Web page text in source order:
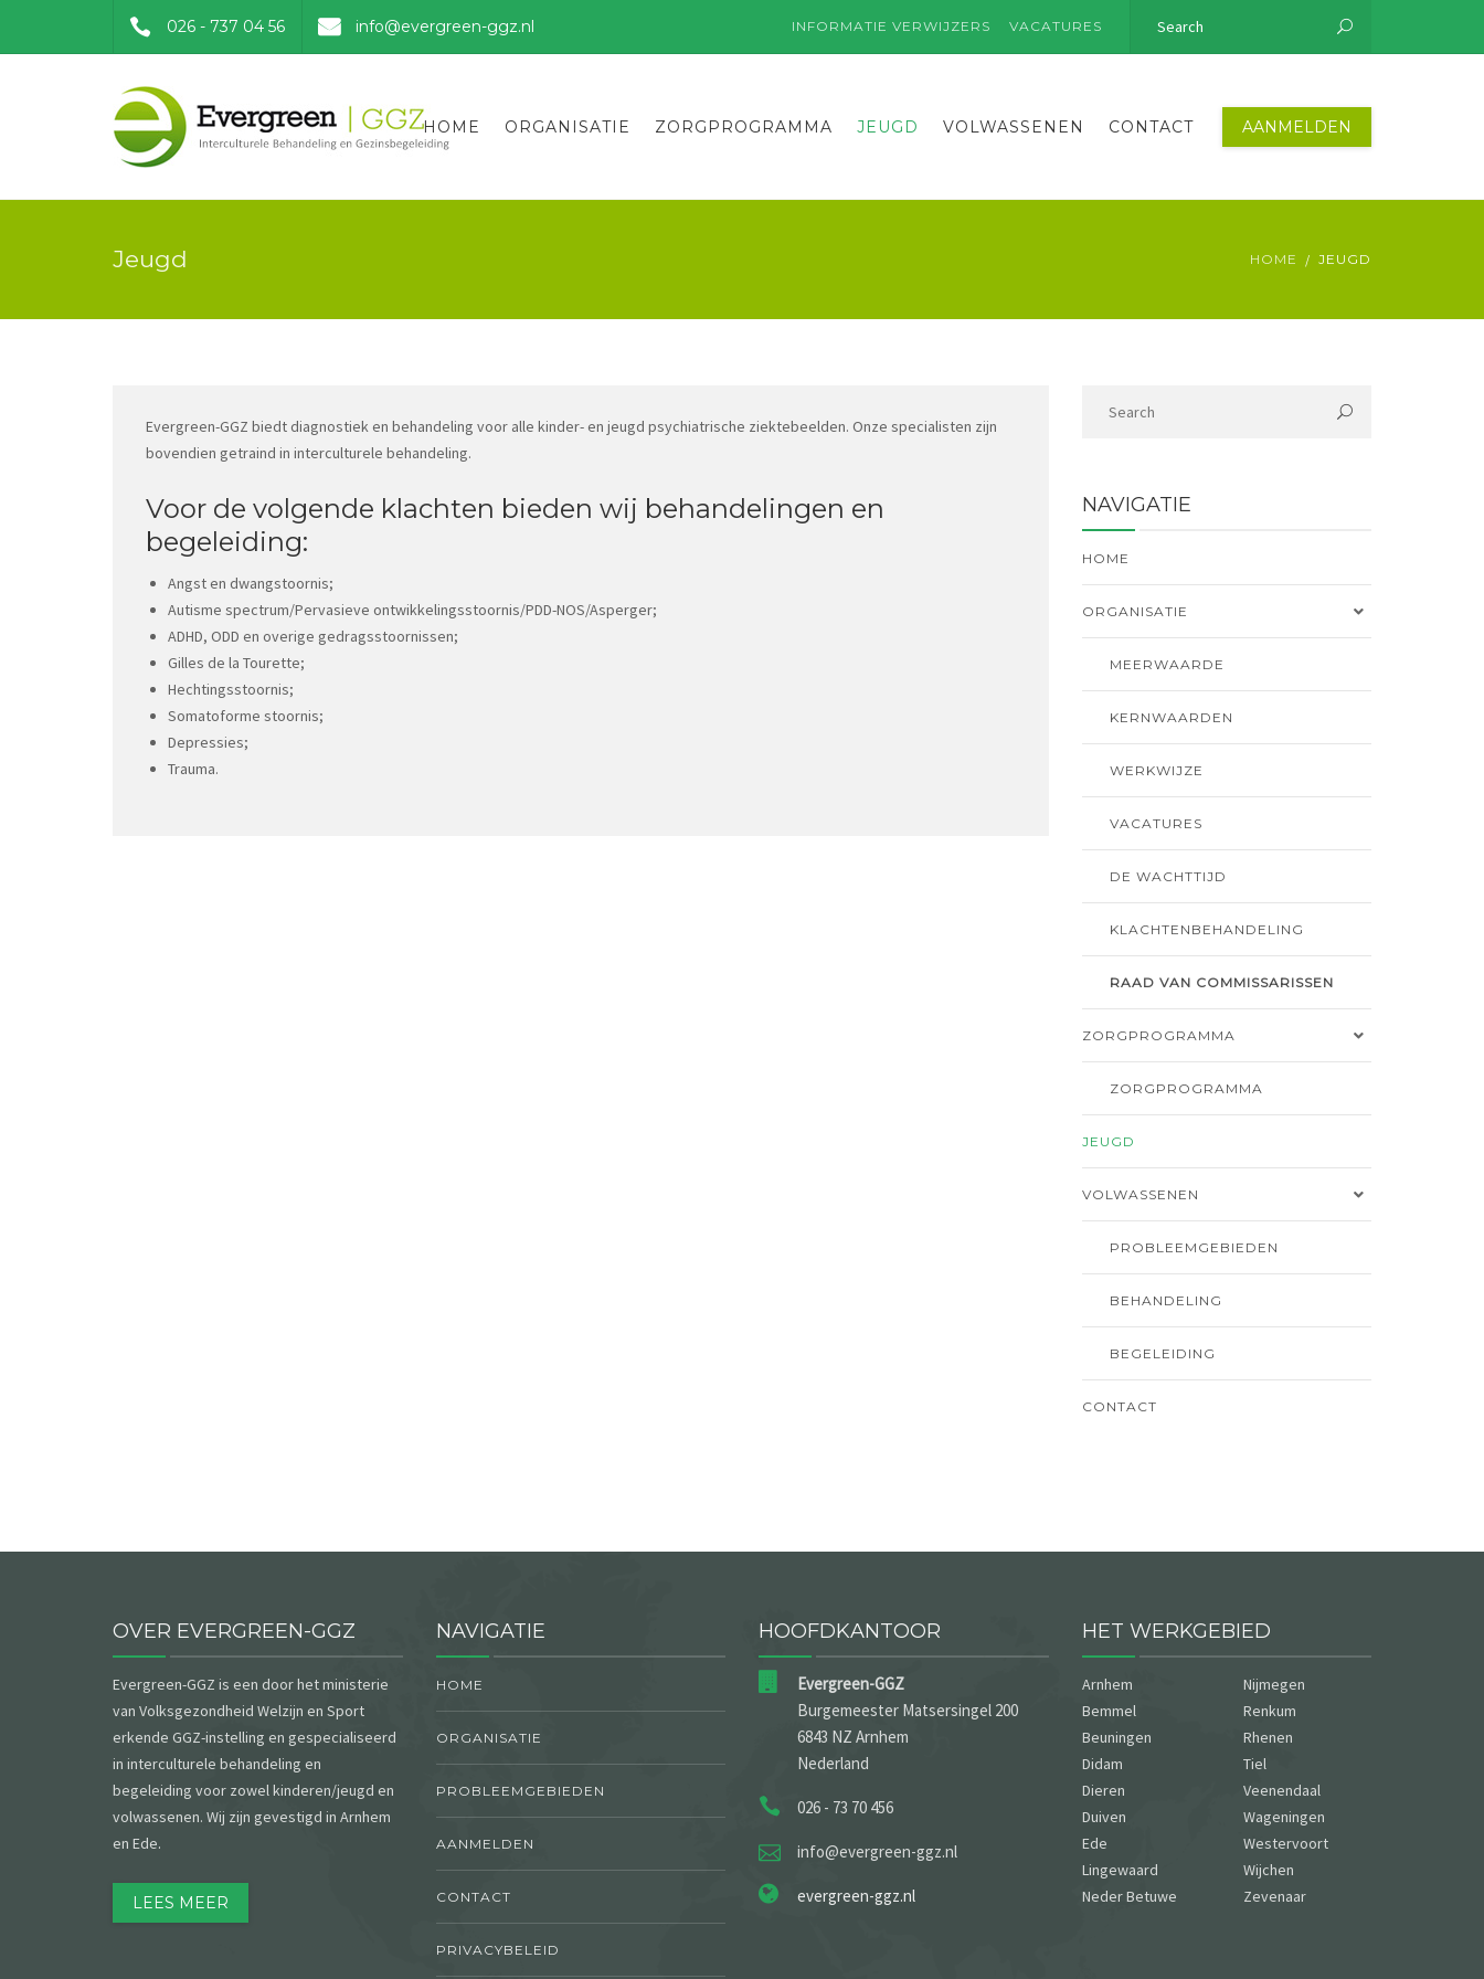
026 - 737 04 56 info@evergreen-ggz.nl INFORMATIE VERWIJZERS VACATURES
HOME ORGANISATIE ZORGPROGRAMMA JEUGD VOLWASSENEN CONTACT AANMELDEN
Jeugd HOME JEUGD
Evergreen-GGZ biedt diagnostiek en behandeling voor alle kinder- en jeugd psychiatrische ziektebeelden. Onze specialisten zijn
bovendien getraind in interculturele behandeling.
Voor de volgende klachten bieden wij behandelingen en
begeleiding:
Angst en dwangstoornis;
Autisme spectrum/Pervasieve ontwikkelingsstoornis/PDD-NOS/Asperger;
ADHD, ODD en overige gedragsstoornissen;
Gilles de la Tourette;
Hechtingsstoornis;
Somatoforme stoornis;
Depressies;
Trauma.
NAVIGATIE
HOME
ORGANISATIE
MEERWAARDE
KERNWAARDEN
WERKWIJZE
VACATURES
DE WACHTTIJD
KLACHTENBEHANDELING
RAAD VAN COMMISSARISSEN
ZORGPROGRAMMA
ZORGPROGRAMMA
JEUGD
VOLWASSENEN
PROBLEEMGEBIEDEN
BEHANDELING
BEGELEIDING
CONTACT
OVER EVERGREEN-GGZ
Evergreen-GGZ is een door het ministerie
van Volksgezondheid Welzijn en Sport
erkende GGZ-instelling en gespecialiseerd
in interculturele behandeling en
begeleiding voor zowel kinderen/jeugd en
volwassenen. Wij zijn gevestigd in Arnhem
en Ede.
LEES MEER
NAVIGATIE
HOME
ORGANISATIE
PROBLEEMGEBIEDEN
AANMELDEN
CONTACT
PRIVACYBELEID
HOOFDKANTOOR
Evergreen-GGZ
Burgemeester Matsersingel 200
6843 NZ Arnhem
Nederland
026 - 73 70 456
info@evergreen-ggz.nl
evergreen-ggz.nl
HET WERKGEBIED
Arnhem
Bemmel
Beuningen
Didam
Dieren
Duiven
Ede
Lingewaard
Neder Betuwe
Nijmegen
Renkum
Rhenen
Tiel
Veenendaal
Wageningen
Westervoort
Wijchen
Zevenaar